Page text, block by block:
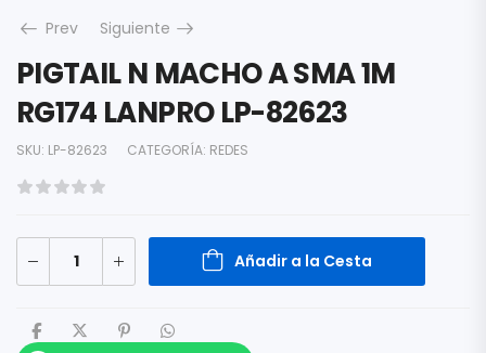
Prev
Siguiente
PIGTAIL N MACHO A SMA 1M
RG174 LANPRO LP-82623
SKU: LP-82623 CATEGORÍA: REDES
Añadir a la Cesta